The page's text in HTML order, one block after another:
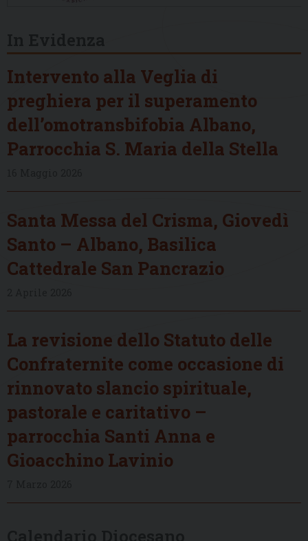
Intervento alla Veglia di
preghiera per il superamento
dell’omotransbifobia Albano,
Parrocchia S. Maria della Stella
Santa Messa del Crisma, Giovedì
Santo – Albano, Basilica
Cattedrale San Pancrazio
La revisione dello Statuto delle
Confraternite come occasione di
rinnovato slancio spirituale,
pastorale e caritativo –
parrocchia Santi Anna e
Gioacchino Lavinio